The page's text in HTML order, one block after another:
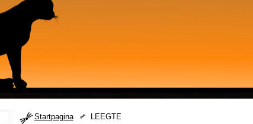
Startpagina LEEGTE